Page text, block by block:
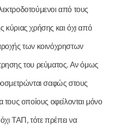
από τους
κύριας χρήσης και όχι από
των κοινόχρηστων
του ρεύματος. Αν όμως
σαφώς στους
τους οποίους οφείλονται μόνο
ΤΑΠ, τότε πρέπει να